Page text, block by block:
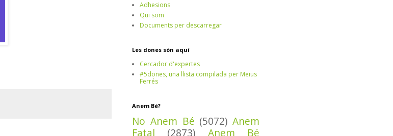
Adhesions
Qui som
Documents per descarregar
Les dones són aquí
Cercador d'expertes
#5dones, una llista compilada per Meius
Ferrés
Anem Bé?
No Anem Bé (5072) Anem
Fatal
(2873)
Anem Bé